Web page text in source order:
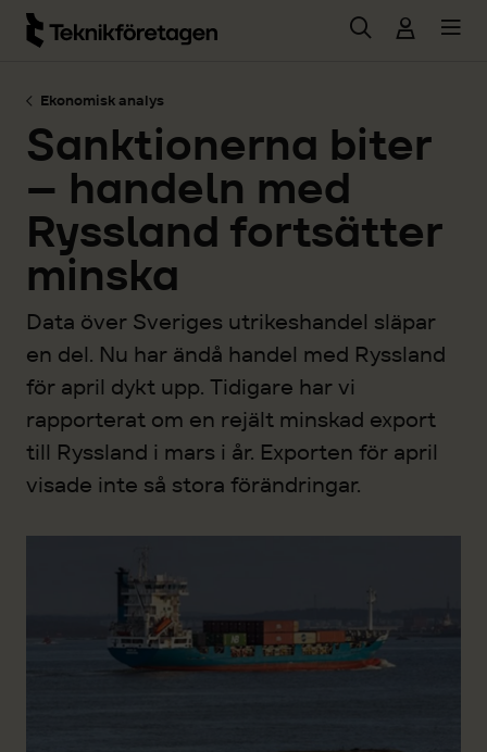
Hoppa till huvudinnehåll
Ekonomisk analys
Sanktionerna biter
– handeln med
Ryssland fortsätter
minska
Data över Sveriges utrikeshandel släpar
en del. Nu har ändå handel med Ryssland
för april dykt upp. Tidigare har vi
rapporterat om en rejält minskad export
till Ryssland i mars i år. Exporten för april
visade inte så stora förändringar.